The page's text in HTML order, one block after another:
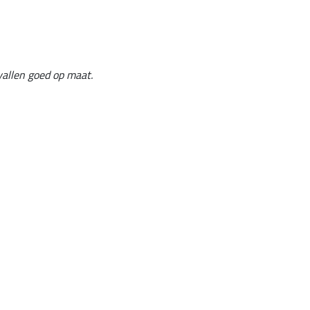
goed op maat.